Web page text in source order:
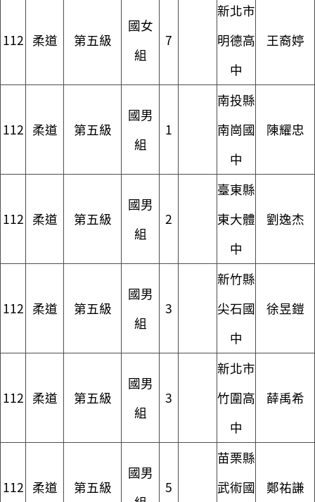
112 柔道 第五級
國女
組
7
新北市
明德高
中
王裔婷
112 柔道 第五級
國男
組
1
南投縣
南崗國
中
陳耀忠
112 柔道 第五級
國男
組
2
臺東縣
東大體
中
劉逸杰
112 柔道 第五級
國男
組
3
新竹縣
尖石國
中
徐昱鎧
112 柔道 第五級
國男
組
3
新北市
竹圍高
中
薛禹希
112 柔道 第五級
國男
5
苗栗縣
武術國
鄭祐謙